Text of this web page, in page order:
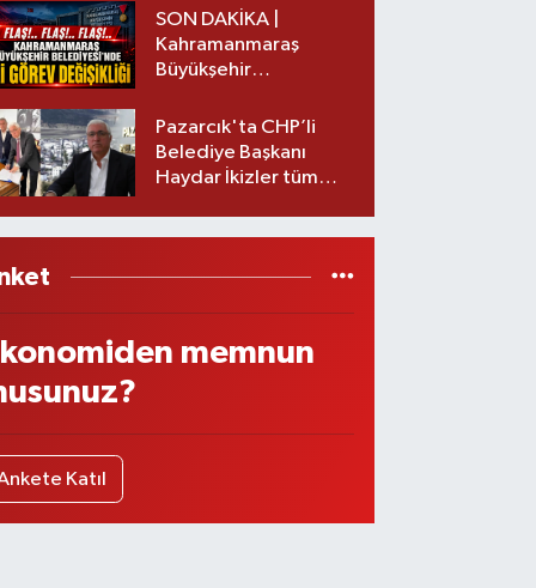
SON DAKİKA |
Kahramanmaraş
Büyükşehir
görev değişikliği!
Pazarcık'ta CHP’li
Belediye Başkanı
Haydar İkizler tüm
memnun
Katıl